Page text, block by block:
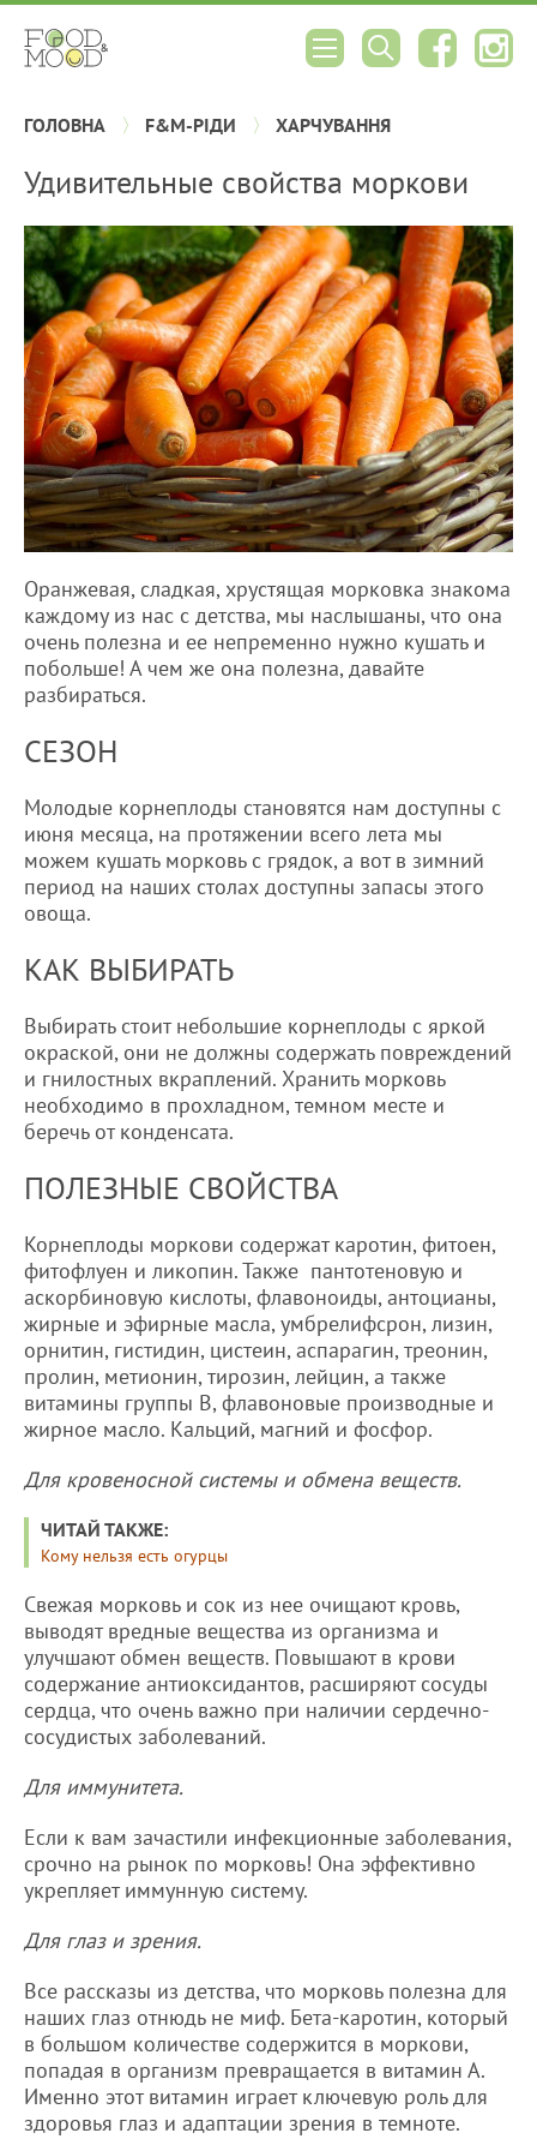
ГОЛОВНА F&M-РІДИ ХАРЧУВАННЯ
Удивительные свойства моркови
Оранжевая, сладкая, хрустящая морковка знакома
каждому из нас с детства, мы наслышаны, что она
очень полезна и ее непременно нужно кушать и
побольше! А чем же она полезна, давайте
разбираться.
СЕЗОН
Молодые корнеплоды становятся нам доступны с
июня месяца, на протяжении всего лета мы
можем кушать морковь с грядок, а вот в зимний
период на наших столах доступны запасы этого
овоща.
КАК ВЫБИРАТЬ
Выбирать стоит небольшие корнеплоды с яркой
окраской, они не должны содержать повреждений
и гнилостных вкраплений. Хранить морковь
необходимо в прохладном, темном месте и
беречь от конденсата.
ПОЛЕЗНЫЕ СВОЙСТВА
Корнеплоды моркови содержат каротин, фитоен,
фитофлуен и ликопин. Также пантотеновую и
аскорбиновую кислоты, флавоноиды, антоцианы,
жирные и эфирные масла, умбрелифсрон, лизин,
орнитин, гистидин, цистеин, аспарагин, треонин,
пролин, метионин, тирозин, лейцин, а также
витамины группы В, флавоновые производные и
жирное масло. Кальций, магний и фосфор.
Для кровеносной системы и обмена веществ.
ЧИТАЙ ТАКЖЕ:
Кому нельзя есть огурцы
Свежая морковь и сок из нее очищают кровь,
выводят вредные вещества из организма и
улучшают обмен веществ. Повышают в крови
содержание антиоксидантов, расширяют сосуды
сердца, что очень важно при наличии сердечно-
сосудистых заболеваний.
Для иммунитета.
Если к вам зачастили инфекционные заболевания,
срочно на рынок по морковь! Она эффективно
укрепляет иммунную систему.
Для глаз и зрения.
Все рассказы из детства, что морковь полезна для
наших глаз отнюдь не миф. Бета-каротин, который
в большом количестве содержится в моркови,
попадая в организм превращается в витамин А.
Именно этот витамин играет ключевую роль для
здоровья глаз и адаптации зрения в темноте.